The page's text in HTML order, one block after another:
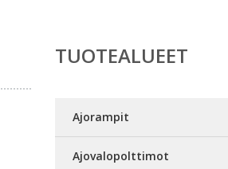
TUOTEALUEET
Ajorampit
Ajovalopolttimot